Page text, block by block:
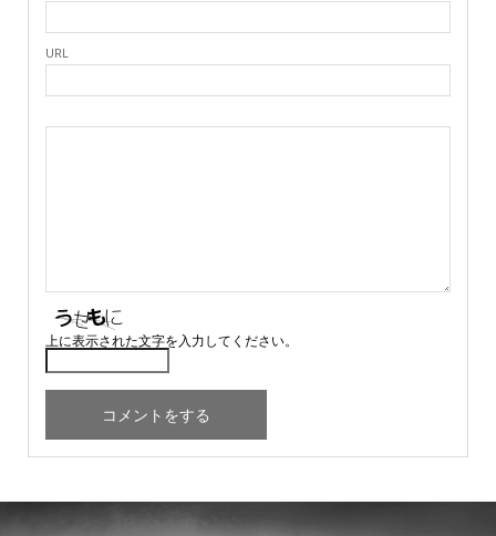
URL
上に表示された文字を入力してください。